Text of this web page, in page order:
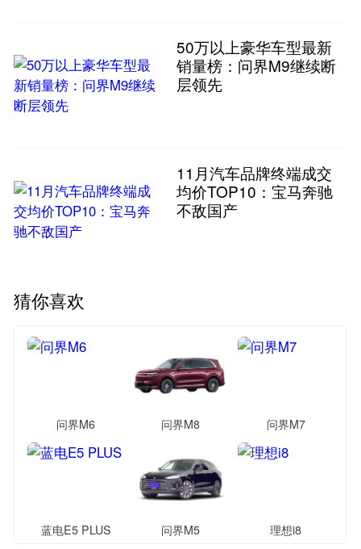
50万以上豪华车型最新
销量榜：问界M9继续断
层领先
11月汽车品牌终端成交
均价TOP10：宝马奔驰
不敌国产
猜你喜欢
问界M6 问界M8 问界M7
蓝电E5 PLUS 问界M5 理想i8